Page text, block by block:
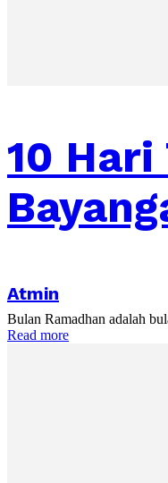
10
Atmin
Bulan Ramadhan adalah
Read more